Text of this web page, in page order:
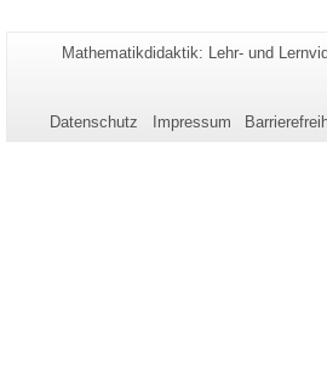
dieser
Seiten-
Mathematikdidaktik: Lehr- und
Datenschutz Impressum